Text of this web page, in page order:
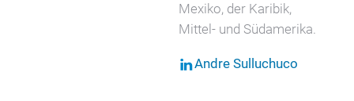
Mexiko, der Karibik,
Mittel- und Südamerika.
Andre Sulluchuco